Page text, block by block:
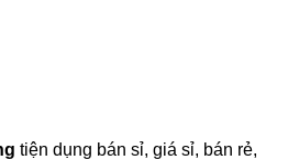
tiện dụng bán sỉ, giá sỉ, bán rẻ,